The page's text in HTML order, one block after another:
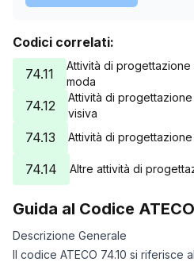
Codici correlati:
74.11
Attività di
moda
74.12
Attività di
visiva
74.13 Attività di
74.14 Altre attività di
Guida al Codice
Descrizione Generale
Il codice ATECO 74.10 si riferisce